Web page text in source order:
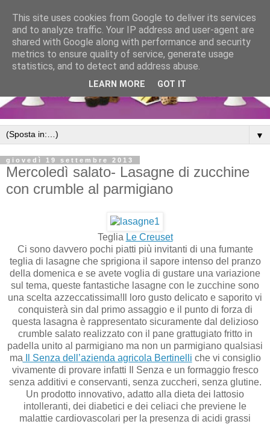
▼
giovedì 19 settembre 2013
Mercoledì salato- Lasagne di zucchine
con crumble al parmigiano
Teglia Le Creuset
Ci sono davvero pochi piatti più invitanti di una fumante
teglia di lasagne che sprigiona il sapore intenso del pranzo
della domenica e se avete voglia di gustare una variazione
sul tema, queste fantastiche lasagne con le zucchine sono
una scelta azzeccatissima!Il loro gusto delicato e saporito vi
conquisterà sin dal primo assaggio e il punto di forza di
questa lasagna è rappresentato sicuramente dal delizioso
crumble salato realizzato con il pane grattugiato fritto in
padella unito al parmigiano ma non un parmigiano qualsiasi
ma Il Senza dell’azienda agricola Bertinelli che vi consiglio
vivamente di provare infatti Il Senza e un formaggio fresco
senza additivi e conservanti, senza zuccheri, senza glutine.
Un prodotto innovativo, adatto alla dieta dei lattosio
intolleranti, dei diabetici e dei celiaci che previene le
malattie cardiovascolari per la presenza di acidi grassi
This site uses cookies from Google to deliver its services
and to analyze traffic. Your IP address and user-agent are
shared with Google along with performance and security
metrics to ensure quality of service, generate usage
statistics, and to detect and address abuse.
LEARN MORE GOT IT